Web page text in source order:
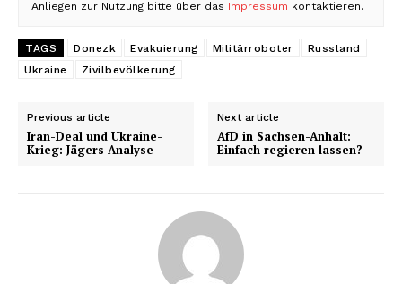
Anliegen zur Nutzung bitte über das Impressum kontaktieren.
TAGS Donezk Evakuierung Militärroboter
Russland
Ukraine
Zivilbevölkerung
Previous article
Iran-Deal und Ukraine-
Krieg: Jägers Analyse
Next article
AfD in Sachsen-Anhalt:
Einfach regieren lassen?